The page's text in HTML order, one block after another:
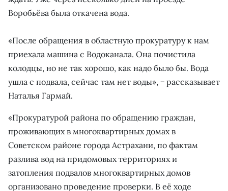
Воробьёва была откачена вода.
«После обращения в областную прокуратуру к нам
приехала машина с Водоканала. Она почистила
колодцы, но не так хорошо, как надо было бы. Вода
ушла с подвала, сейчас там нет воды», − рассказывает
Наталья Гармай.
«Прокуратурой района по обращению граждан,
проживающих в многоквартирных домах в
Советском районе города Астрахани, по фактам
разлива вод на придомовых территориях и
затопления подвалов многоквартирных домов
организовано проведение проверки. В её ходе